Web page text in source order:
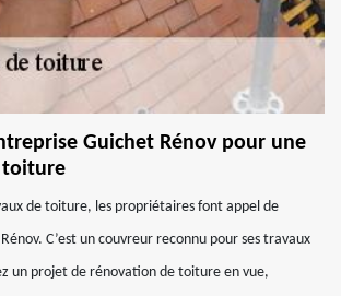
Guichet Rénov pour une
toiture
de toiture, les propriétaires font appel de
C’est un couvreur reconnu pour ses travaux
un projet de rénovation de toiture en vue,